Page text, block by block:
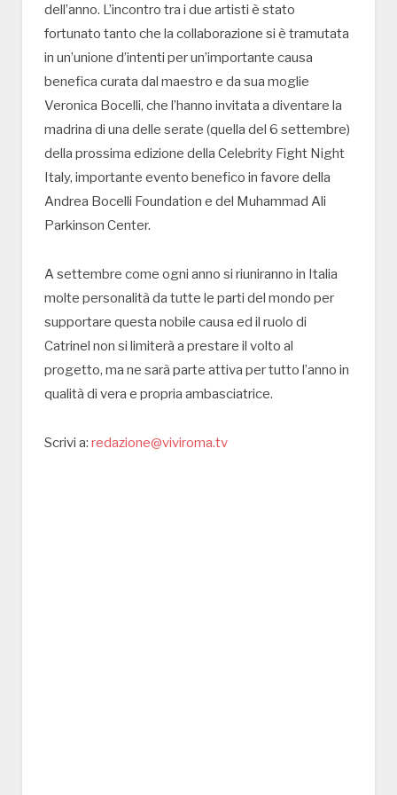
dell’anno. L’incontro tra i due artisti è stato
fortunato tanto che la collaborazione si è tramutata
in un’unione d’intenti per un’importante causa
benefica curata dal maestro e da sua moglie
Veronica Bocelli, che l’hanno invitata a diventare la
madrina di una delle serate (quella del 6 settembre)
della prossima edizione della Celebrity Fight Night
Italy, importante evento benefico in favore della
Andrea Bocelli Foundation e del Muhammad Ali
Parkinson Center.
A settembre come ogni anno si riuniranno in Italia
molte personalità da tutte le parti del mondo per
supportare questa nobile causa ed il ruolo di
Catrinel non si limiterà a prestare il volto al
progetto, ma ne sarà parte attiva per tutto l’anno in
qualità di vera e propria ambasciatrice.
Scrivi a: redazione@viviroma.tv